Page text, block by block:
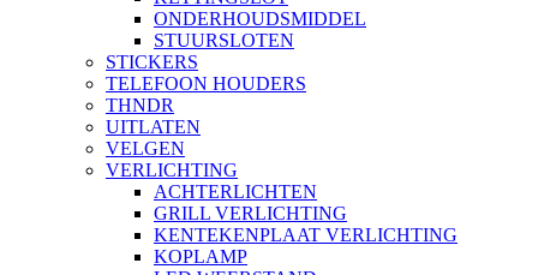
ONDERHOUDSMIDDEL
STUURSLOTEN
STICKERS
TELEFOON HOUDERS
THNDR
UITLATEN
VELGEN
VERLICHTING
ACHTERLICHTEN
GRILL VERLICHTING
KENTEKENPLAAT VERLICHTING
KOPLAMP